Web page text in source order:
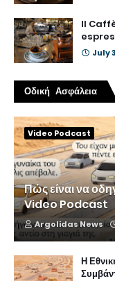
Il
July
Οδική Ασφάλεια
Video Podcast
Πώς είναι να
Video Podcast
Argolidas News
Η